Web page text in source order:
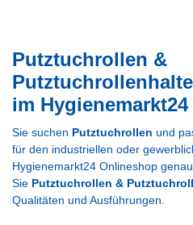
Putztuchrollen &
im Hygienemarkt24
Sie suchen Putztuchrollen und
für den industriellen oder
Hygienemarkt24 Onlineshop
Sie Putztuchrollen &
Qualitäten und Ausführungen.